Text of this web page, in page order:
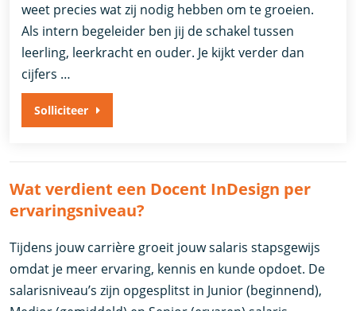
weet precies wat zij nodig hebben om te groeien.
Als intern begeleider ben jij de schakel tussen
leerling, leerkracht en ouder. Je kijkt verder dan
cijfers …
Solliciteer
Wat verdient een Docent InDesign per
ervaringsniveau?
Tijdens jouw carrière groeit jouw salaris stapsgewijs
omdat je meer ervaring, kennis en kunde opdoet. De
salarisniveau’s zijn opgesplitst in Junior (beginnend),